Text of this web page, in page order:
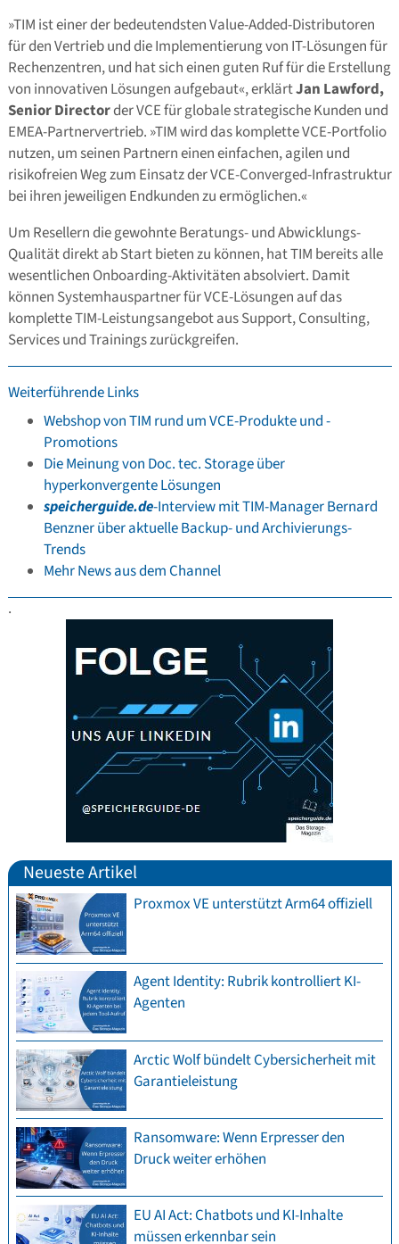
»TIM ist einer der bedeutendsten Value-Added-Distributoren
für den Vertrieb und die Implementierung von IT-Lösungen für
Rechenzentren, und hat sich einen guten Ruf für die Erstellung
von innovativen Lösungen aufgebaut«, erklärtJan Lawford,
Senior Directorder VCE für globale strategische Kunden und
EMEA-Partnervertrieb. »TIM wird das komplette VCE-Portfolio
nutzen, um seinen Partnern einen einfachen, agilen und
risikofreien Weg zum Einsatz der VCE-Converged-Infrastruktur
bei ihren jeweiligen Endkunden zu ermöglichen.«
Um Resellern die gewohnte Beratungs- und Abwicklungs-
Qualität direkt ab Start bieten zu können, hat TIM bereits alle
wesentlichen Onboarding-Aktivitäten absolviert. Damit
können Systemhauspartner für VCE-Lösungen auf das
komplette TIM-Leistungsangebot aus Support, Consulting,
Services und Trainings zurückgreifen.
Weiterführende Links
Webshop von TIM rund um VCE-Produkte und -
Promotions
Die Meinung von Doc. tec. Storage über
hyperkonvergente Lösungen
speicherguide.de-Interview mit TIM-Manager Bernard
Benzner über aktuelle Backup- und Archivierungs-
Trends
Mehr News aus dem Channel
.
Neueste Artikel
Proxmox VE unterstützt Arm64 offiziell
Agent Identity: Rubrik kontrolliert KI-
Agenten
Arctic Wolf bündelt Cybersicherheit mit
Garantieleistung
Ransomware: Wenn Erpresser den
Druck weiter erhöhen
EU AI Act: Chatbots und KI-Inhalte
müssen erkennbar sein